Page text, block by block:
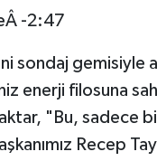
-2:47
sondaj gemisiyle
enerji filosuna
"Bu, sadece
Recep